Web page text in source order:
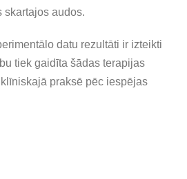
skartajos audos.
datu rezultāti ir izteikti
tiek gaidīta šādas terapijas
praksē pēc iespējas